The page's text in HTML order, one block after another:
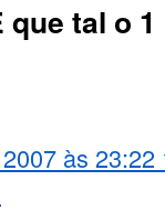
que tal o
às